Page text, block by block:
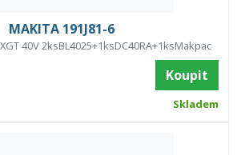
MAKITA 191J81-6
40V 2ksBL4025+1ksDC40RA+1ksMakpac
Koupit
Skladem